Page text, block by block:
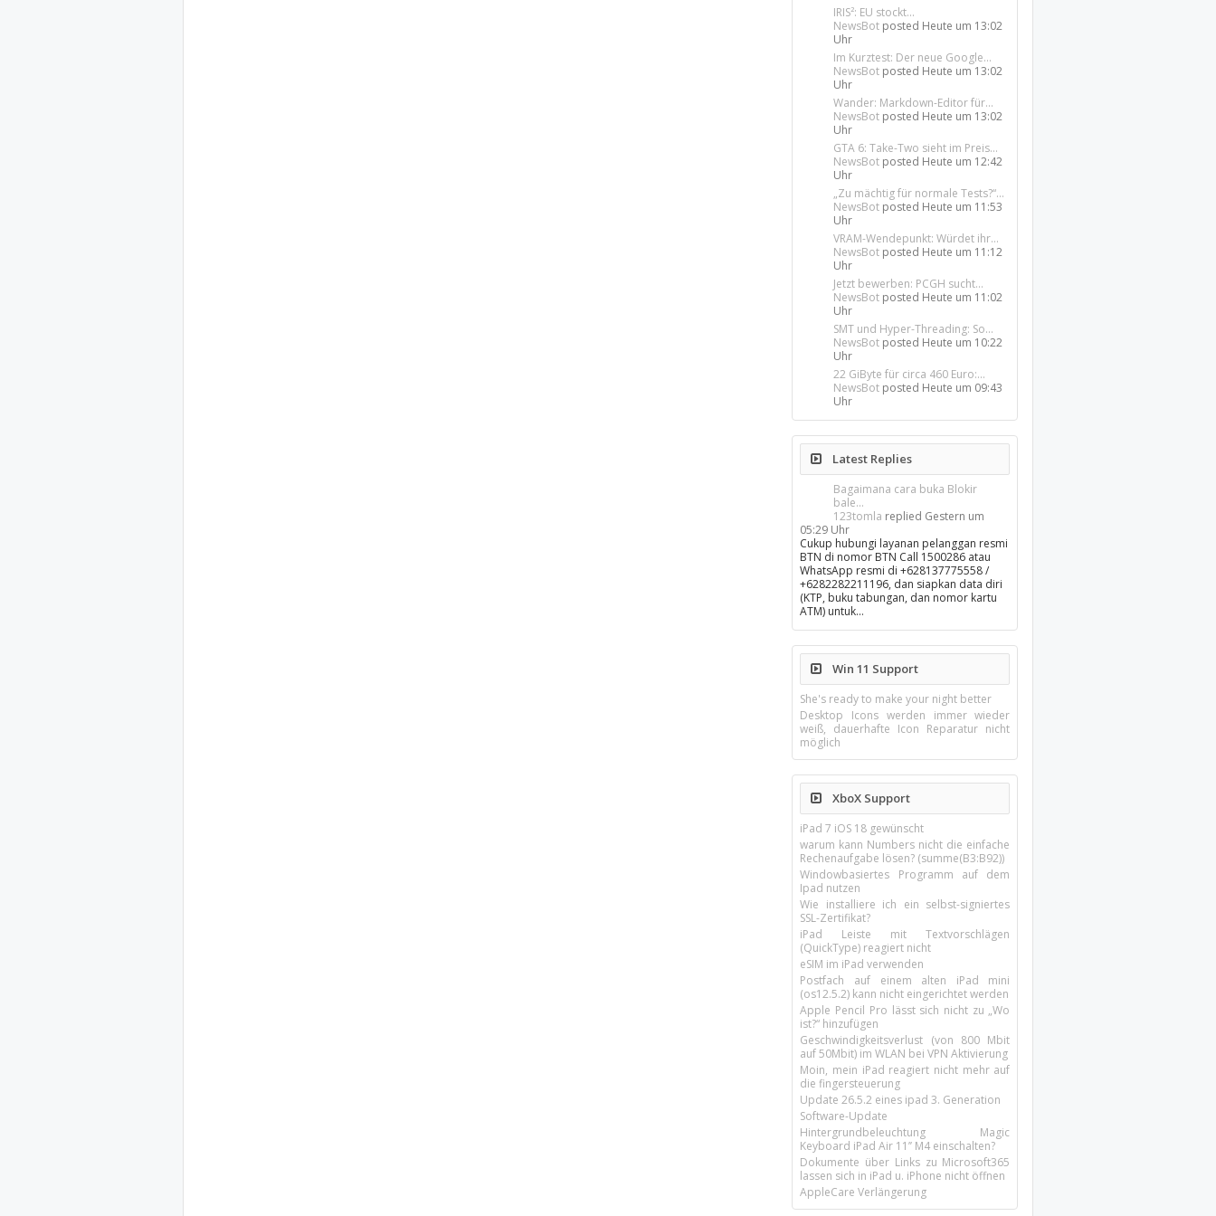
IRIS²: EU stockt...
NewsBot posted Heute um 13:02
Uhr
Im Kurztest: Der neue Google...
NewsBot posted Heute um 13:02
Uhr
Wander: Markdown-Editor für...
NewsBot posted Heute um 13:02
Uhr
GTA 6: Take-Two sieht im Preis...
NewsBot posted Heute um 12:42
Uhr
„Zu mächtig für normale Tests?“...
NewsBot posted Heute um 11:53
Uhr
VRAM-Wendepunkt: Würdet ihr...
NewsBot posted Heute um 11:12
Uhr
Jetzt bewerben: PCGH sucht...
NewsBot posted Heute um 11:02
Uhr
SMT und Hyper-Threading: So...
NewsBot posted Heute um 10:22
Uhr
22 GiByte für circa 460 Euro:...
NewsBot posted Heute um 09:43
Uhr
Latest Replies
Bagaimana cara buka Blokir
bale...
123tomla replied Gestern um
05:29 Uhr
Cukup hubungi layanan pelanggan resmi
BTN di nomor BTN Call 1500286 atau
WhatsApp resmi di +628137775558 /
+6282282211196, dan siapkan data diri
(KTP, buku tabungan, dan nomor kartu
ATM) untuk…
Win 11 Support
She's ready to make your night better
Desktop Icons werden immer wieder
weiß, dauerhafte Icon Reparatur nicht
möglich
XboX Support
iPad 7 iOS 18 gewünscht
warum kann Numbers nicht die einfache
Rechenaufgabe lösen? (summe(B3:B92))
Windowbasiertes Programm auf dem
Ipad nutzen
Wie installiere ich ein selbst-signiertes
SSL-Zertifikat?
iPad Leiste mit Textvorschlägen
(QuickType) reagiert nicht
eSIM im iPad verwenden
Postfach auf einem alten iPad mini
(os12.5.2) kann nicht eingerichtet werden
Apple Pencil Pro lässt sich nicht zu „Wo
ist?“ hinzufügen
Geschwindigkeitsverlust (von 800 Mbit
auf 50Mbit) im WLAN bei VPN Aktivierung
Moin, mein iPad reagiert nicht mehr auf
die fingersteuerung
Update 26.5.2 eines ipad 3. Generation
Software-Update
Hintergrundbeleuchtung Magic
Keyboard iPad Air 11’’ M4 einschalten?
Dokumente über Links zu Microsoft365
lassen sich in iPad u. iPhone nicht öffnen
AppleCare Verlängerung